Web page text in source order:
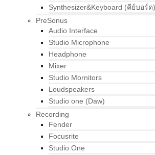
Synthesizer&Keyboard (คีย์บอร์ด)
PreSonus
Audio Interface
Studio Microphone
Headphone
Mixer
Studio Mornitors
Loudspeakers
Studio one (Daw)
Recording
Fender
Focusrite
Studio One